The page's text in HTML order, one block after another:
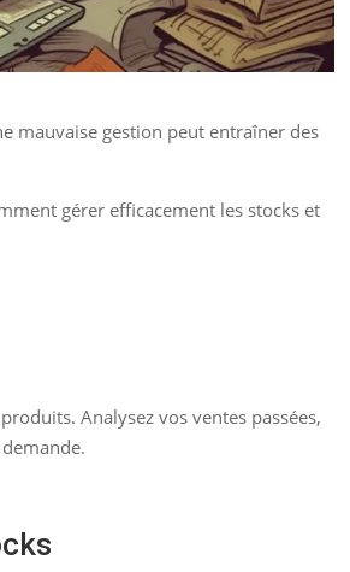
mauvaise gestion peut entraîner des
gérer efficacement les stocks et
Analysez vos ventes passées,